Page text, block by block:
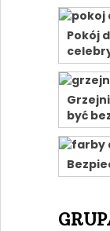
Pokój
być